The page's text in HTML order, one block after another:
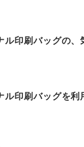
ル印刷バッグの、
ル印刷バッグを